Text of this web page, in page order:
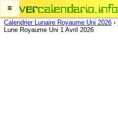
≡
Calendrier Lunaire Royaume Uni 2026 ›
Lune Royaume Uni 1 Avril 2026